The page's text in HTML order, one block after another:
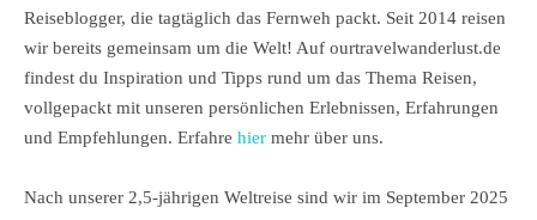
Reiseblogger, die tagtäglich das Fernweh packt. Seit 2014 reisen
wir bereits gemeinsam um die Welt! Auf ourtravelwanderlust.de
findest du Inspiration und Tipps rund um das Thema Reisen,
vollgepackt mit unseren persönlichen Erlebnissen, Erfahrungen
und Empfehlungen. Erfahre hier mehr über uns.
Nach unserer 2,5-jährigen Weltreise sind wir im September 2025